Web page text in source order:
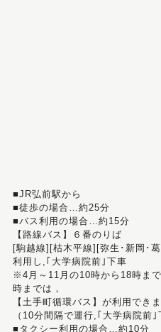
■JR弘前駅から
■徒歩の場合…約25分
■バス利用の場合…約15分
【路線バス】６番のりば
[駒越線][枯木平線][弥生･新岡･
利用し,｢大学病院前｣下車
※4月～11月の10時から18時ま
時までは，
【土手町循環バス】が利用できま
（10分間隔で運行,｢大学病院前｣
■タクシー利用の場合…約10分